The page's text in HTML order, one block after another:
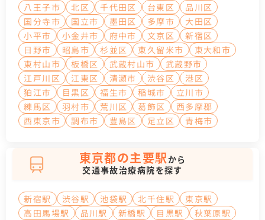
八王子市
北区 千代田区 台東区
品川区
国分寺市
国立市 墨田区 多摩市
大田区
小平市
小金井市 府中市 文京区
新宿区
日野市
昭島市 杉並区 東久留米市
東大和市
東村山市
板橋区 武蔵村山市
武蔵野市
江戸川区
江東区 清瀬市 渋谷区
港区
狛江市
目黒区 福生市 稲城市
立川市
練馬区
羽村市 荒川区 葛飾区
西多摩郡
西東京市
調布市 豊島区 足立区 青梅市
東京都の主要駅から
交通事故治療病院を探す
新宿駅 渋谷駅 池袋駅 北千住駅
東京駅
高田馬場駅
品川駅 新橋駅 目黒駅
秋葉原駅